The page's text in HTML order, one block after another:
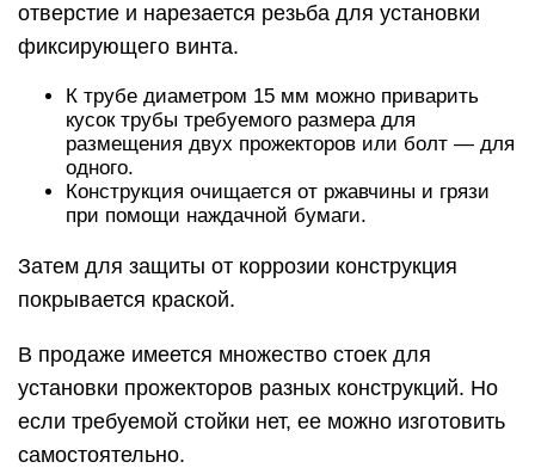
отверстие и нарезается резьба для установки
фиксирующего винта.
К трубе диаметром 15 мм можно приварить
кусок трубы требуемого размера для
размещения двух прожекторов или болт — для
одного.
Конструкция очищается от ржавчины и грязи
при помощи наждачной бумаги.
Затем для защиты от коррозии конструкция
покрывается краской.
В продаже имеется множество стоек для
установки прожекторов разных конструкций. Но
если требуемой стойки нет, ее можно изготовить
самостоятельно.